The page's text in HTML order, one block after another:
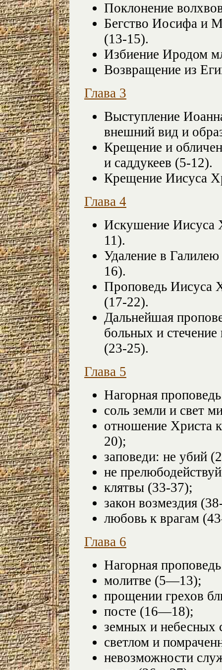
Поклонение
Бегство Иосифа и
(13-15).
Избиение Иродом
Возвращение из
Глава 3
Выступление
внешний вид и
Крещение и
и саддукеев (5-12).
Крещение Иисуса
Глава 4
Искушение Иисуса
11).
Удаление в
16).
Проповедь Иисуса
(17-22).
Дальнейшая
больных и
(23-25).
Глава 5
Нагорная
соль земли и свет
отношение Христа
20);
заповеди: не убий
не
клятвы (33-37);
закон возмездия
любовь к врагам
Глава 6
Нагорная
молитве (5—13);
прощении грехов
посте (16—18);
земных и
светлом и
невозможности